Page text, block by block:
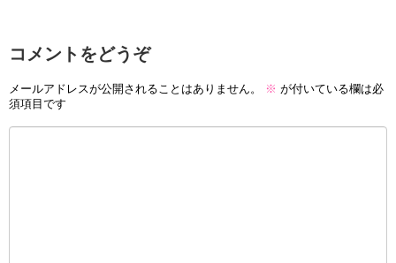
コメントをどうぞ
メールアドレスが公開されることはありません。 ※ が付いている欄は必
須項目です